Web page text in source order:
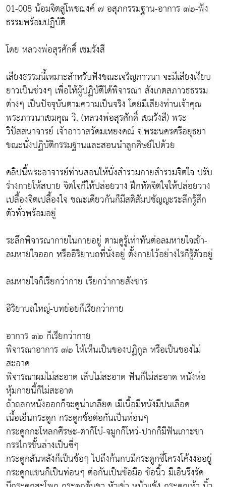
01-008 น้อมจิตสู่โพชฌงค์ ๗ อสุภกรรมฐาน-อาการ ๓๒-ฟัง
ธรรมพร้อมปฏิบัติ
โดย หลวงพ่อสุรศักดิ์ เขมรังสี
เสียงธรรมนี้เหมาะสำหรับฟังขณะเจริญภาวนา จะมีเสียงเงียบ
ยาวเป็นช่วงๆ เพื่อให้ผู้ปฏิบัติได้พิจารณา สังเกตสภาวธธรรม
ต่างๆ เป็นปัจจุบันตามความเป็นจริง โดยมีเสียงท่านเจ้าคุณ
พระภาวนาเขมคุณ วิ. (หลวงพ่อสุรศักดิ์ เขมรังสี) พระ
วิปัสสนาจารย์ เจ้าอาวาสวัดมเหยงคณ์ จ.พระนครศรีอยุธยา
ขณะนั่งปฏิบัติกรรมฐานและสอนนำลูกศิษย์ไปด้วย
คลิปนี้พระอาจารย์ท่านสอนให้นั่งสำรวมกายสำรวมจิตใจ ปรับ
ร่างกายให้สบาย จิตใจก็ให้ปล่อยวาง ฝึกหัดจิตใจให้ปล่อยวาง
เปลื้องจิตเปลื้องใจ ขณะเดียวกันก็มีสติสัมปชัญญะระลึกรู้สึก
ตัวทั่วพร้อมอยู่
ระลึกพิจารณากายในกายอยู่ ตามดูรู้เท่าทันต่อลมหายใจเข้า-
ลมหายใจออก หรืออิริยาบถที่นั่งอยู่ ตั้งกายไว้อย่างไรก็รู้ตัวอยู่
ลมหายใจก็เรียกว่ากาย เรียกว่ากายสังขาร
อิริยาบถใหญ่-บทย่อยก็เรียกว่ากาย
อาการ ๓๒ ก็เรียกว่ากาย
พิจารณาอาการ ๓๒ ให้เห็นเป็นของปฏิกูล หรือเป็นของไม่
สะอาด
พิจารณาผมไม่สะอาด เล็บไม่สะอาด ฟันก็ไม่สะอาด หนังห่อ
หุ้มกายนี้ก็ไม่สะอาด
ถ้าถลกหนังออกก็จะดูน่าเกลียด เมีเนื้อมีหนังมีปนเลือด
เนื้อเอ็นกระดูก กระดูกข้อต่อกันเป็นท่อนๆ
กระดูกกะโหลกศีรษะ-ตาก็โบ๋-จมูกก็โหว่-ปากก็มีฟันเกาะขา
กรรไกรชั้นล่างเป็นซี่ๆ
กระดูกสันหลังก็เป็นข้อๆ ไปถึงก้นกบมีกระดูกซี่โครงโค้งงออยู่
กระดูกแขนก็เป็นท่อนๆ ต่อกันเป็นข้อมือ ข้อนิ้ว มีเอ็นรึงรัด